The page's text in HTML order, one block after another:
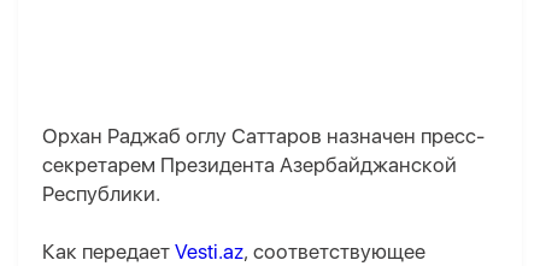
Орхан Раджаб оглу Саттаров назначен пресс-
секретарем Президента Азербайджанской
Республики.
Как передает Vesti.az, соответствующее